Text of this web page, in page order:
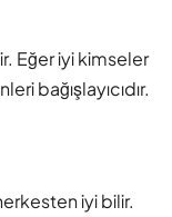
Eğer iyi kimseler
bağışlayıcıdır.
iyi bilir.